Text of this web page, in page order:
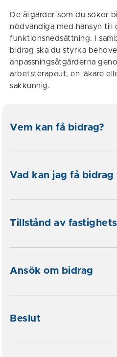
De åtgärder som du söker
nödvändiga med hänsyn till
funktionsnedsättning. I
bidrag ska du styrka
anpassningsåtgärderna
arbetsterapeut, en läkare
sakkunnig.
Vem kan få bidrag?
Vad kan jag få bidrag
Tillstånd av
Ansök om bidrag
Beslut